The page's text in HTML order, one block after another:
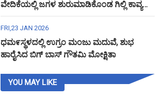
ವೇದಿಕೆಯಲ್ಲಿ ಜಗಳ ಶುರುಮಾಡಿಕೊಂಡ ಗಿಲ್ಲಿ ಕಾವ್ಯ
ಅಶ್ವಿನಿ ಗೌಡ
FRI,23 JAN 2026
ಧಮ೯ಸ್ಥಳದಲ್ಲಿ ಉಗ್ರಂ ಮಂಜು ಮದುವೆ, ಶುಭ
ಹಾರೈಸಿದ ಬಿಗ್ ಬಾಸ್ ಗೌತಮಿ ಮೋಕ್ಷಿತಾ
YOU MAY LIKE